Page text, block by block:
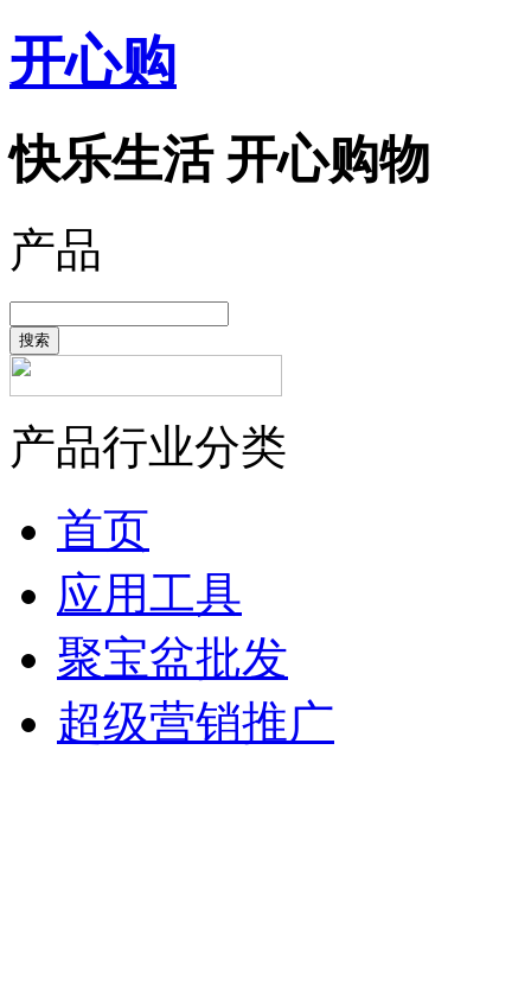
开心购
快乐生活 开心购物
产品
搜索
产品行业分类
首页
应用工具
聚宝盆批发
超级营销推广